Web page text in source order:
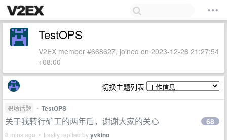
TestOPS
V2EX member #668627, joined on 2023-12-26 21:27:54
+08:00
切换主题列表
职场话题 • TestOPS
关于我转行矿工的两年后，谢谢大家的关心
8 mins ago • Lastly replied byyvkino
68